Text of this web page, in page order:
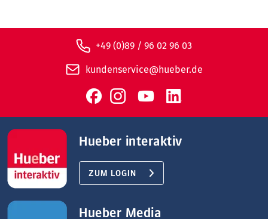
+49 (0)89 / 96 02 96 03
kundenservice@hueber.de
Hueber interaktiv
ZUM LOGIN
Hueber Media